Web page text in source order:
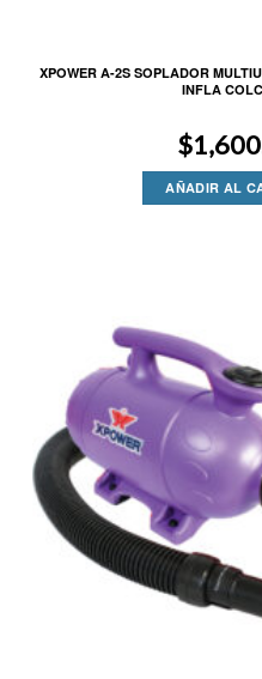
XPOWER A-2S SOPLADOR
INFLA
$
AÑADIR AL